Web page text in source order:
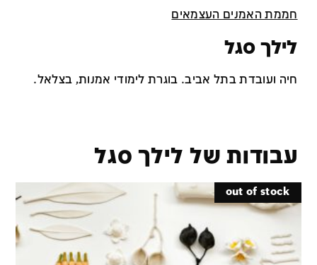
חממת האמנים העצמאים
לילך סגל
חיה ועובדת בתל אביב. בוגרת לימודי אמנות, בצלאל.
עבודות של לילך סגל
out of stock